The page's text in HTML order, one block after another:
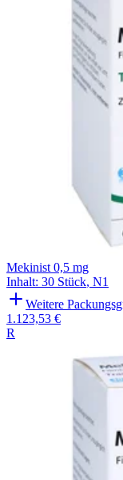
Mekinist 0,5 mg
Inhalt: 30 Stück, N1
Weitere
1.123,53 €
R